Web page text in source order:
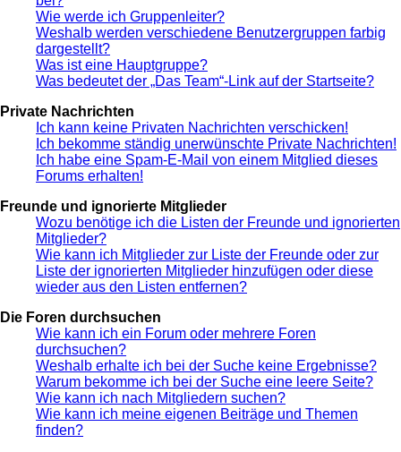
Wie werde ich Gruppenleiter?
Weshalb werden verschiedene Benutzergruppen farbig
dargestellt?
Was ist eine Hauptgruppe?
Was bedeutet der „Das Team“-Link auf der Startseite?
Private Nachrichten
Ich kann keine Privaten Nachrichten verschicken!
Ich bekomme ständig unerwünschte Private Nachrichten!
Ich habe eine Spam-E-Mail von einem Mitglied dieses
Forums erhalten!
Freunde und ignorierte Mitglieder
Wozu benötige ich die Listen der Freunde und ignorierten
Mitglieder?
Wie kann ich Mitglieder zur Liste der Freunde oder zur
Liste der ignorierten Mitglieder hinzufügen oder diese
wieder aus den Listen entfernen?
Die Foren durchsuchen
Wie kann ich ein Forum oder mehrere Foren
durchsuchen?
Weshalb erhalte ich bei der Suche keine Ergebnisse?
Warum bekomme ich bei der Suche eine leere Seite?
Wie kann ich nach Mitgliedern suchen?
Wie kann ich meine eigenen Beiträge und Themen
finden?